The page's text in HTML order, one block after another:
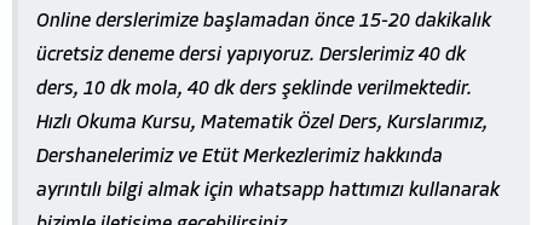
Online derslerimize başlamadan önce 15-20 dakikalık
ücretsiz deneme dersi yapıyoruz. Derslerimiz 40 dk
ders, 10 dk mola, 40 dk ders şeklinde verilmektedir.
Hızlı Okuma Kursu, Matematik Özel Ders, Kurslarımız,
Dershanelerimiz ve Etüt Merkezlerimiz hakkında
ayrıntılı bilgi almak için whatsapp hattımızı kullanarak